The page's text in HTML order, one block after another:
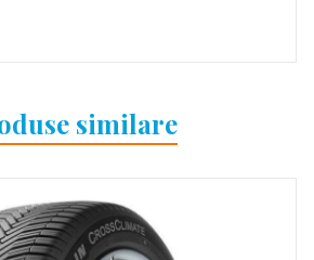
similare